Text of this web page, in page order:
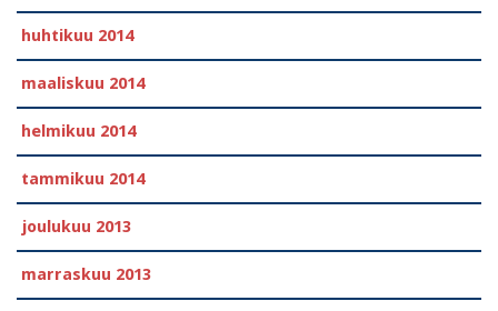
huhtikuu 2014
maaliskuu 2014
helmikuu 2014
tammikuu 2014
joulukuu 2013
marraskuu 2013